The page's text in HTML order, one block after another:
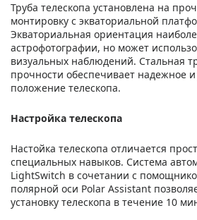
Труба телескопа установлена на
монтировку с экваториальной
Экваториальная ориентация
астрофотографии, но может
визуальных наблюдений. Стальная
прочности обеспечивает надежное
положение телескопа.
Настройка телескопа
Настойка телескопа отличается
специальных навыков. Система
LightSwitch в сочетании с
полярной оси Polar Assistant
установку телескопа в течение 10